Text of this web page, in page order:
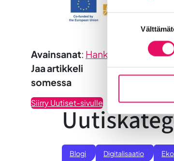
Suostumuksen
Avainsanat: Hankkeet
Jaa artikkeli
somessa
Siirry Uutiset-sivulle
Blogi Digitalisaatio